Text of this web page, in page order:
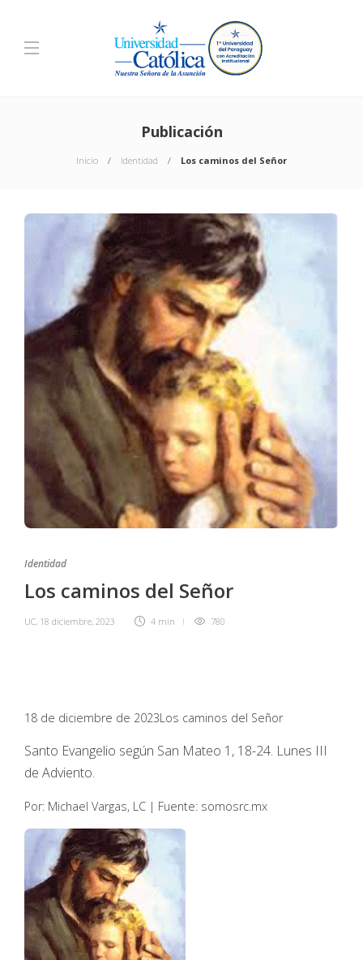
Publicación
Inicio Identidad Los caminos del Señor
Identidad
Los caminos del Señor
UC, 18 diciembre, 2023 4 min 780
18 de diciembre de 2023Los caminos del Señor
Santo Evangelio según San Mateo 1, 18-24. Lunes III
de Adviento.
Por: Michael Vargas, LC | Fuente: somosrc.mx